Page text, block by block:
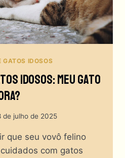
GATOS IDOSOS
Idosos: Meu Gato
de julho de 2025
que seu vovô felino
com gatos